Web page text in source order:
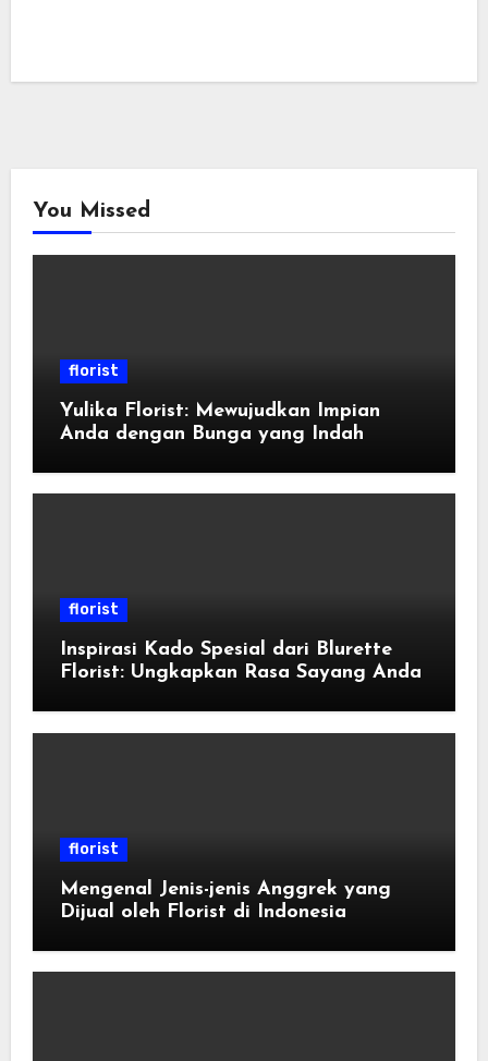
You Missed
florist
Yulika Florist: Mewujudkan Impian
Anda dengan Bunga yang Indah
florist
Inspirasi Kado Spesial dari Blurette
Florist: Ungkapkan Rasa Sayang Anda
florist
Mengenal Jenis-jenis Anggrek yang
Dijual oleh Florist di Indonesia